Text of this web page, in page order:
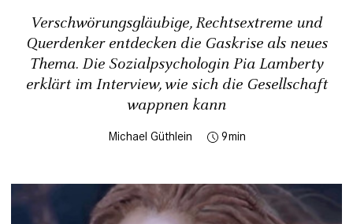
Verschwörungsgläubige, Rechtsextreme und
Querdenker entdecken die Gaskrise als neues
Thema. Die Sozialpsychologin Pia Lamberty
erklärt im Interview, wie sich die Gesellschaft
wappnen kann
Michael Güthlein 9